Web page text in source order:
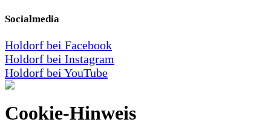
Socialmedia
Holdorf bei Facebook
Holdorf bei Instagram
Holdorf bei YouTube
Cookie-Hinweis